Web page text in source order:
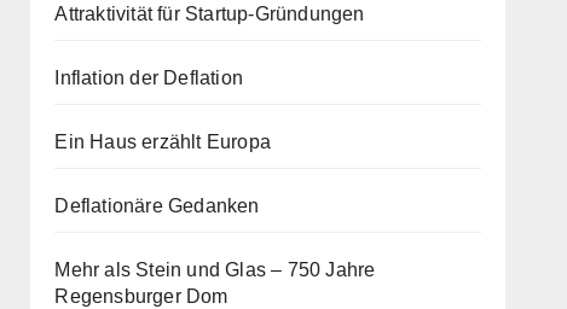
Attraktivität für Startup-Gründungen
Inflation der Deflation
Ein Haus erzählt Europa
Deflationäre Gedanken
Mehr als Stein und Glas – 750 Jahre
Regensburger Dom